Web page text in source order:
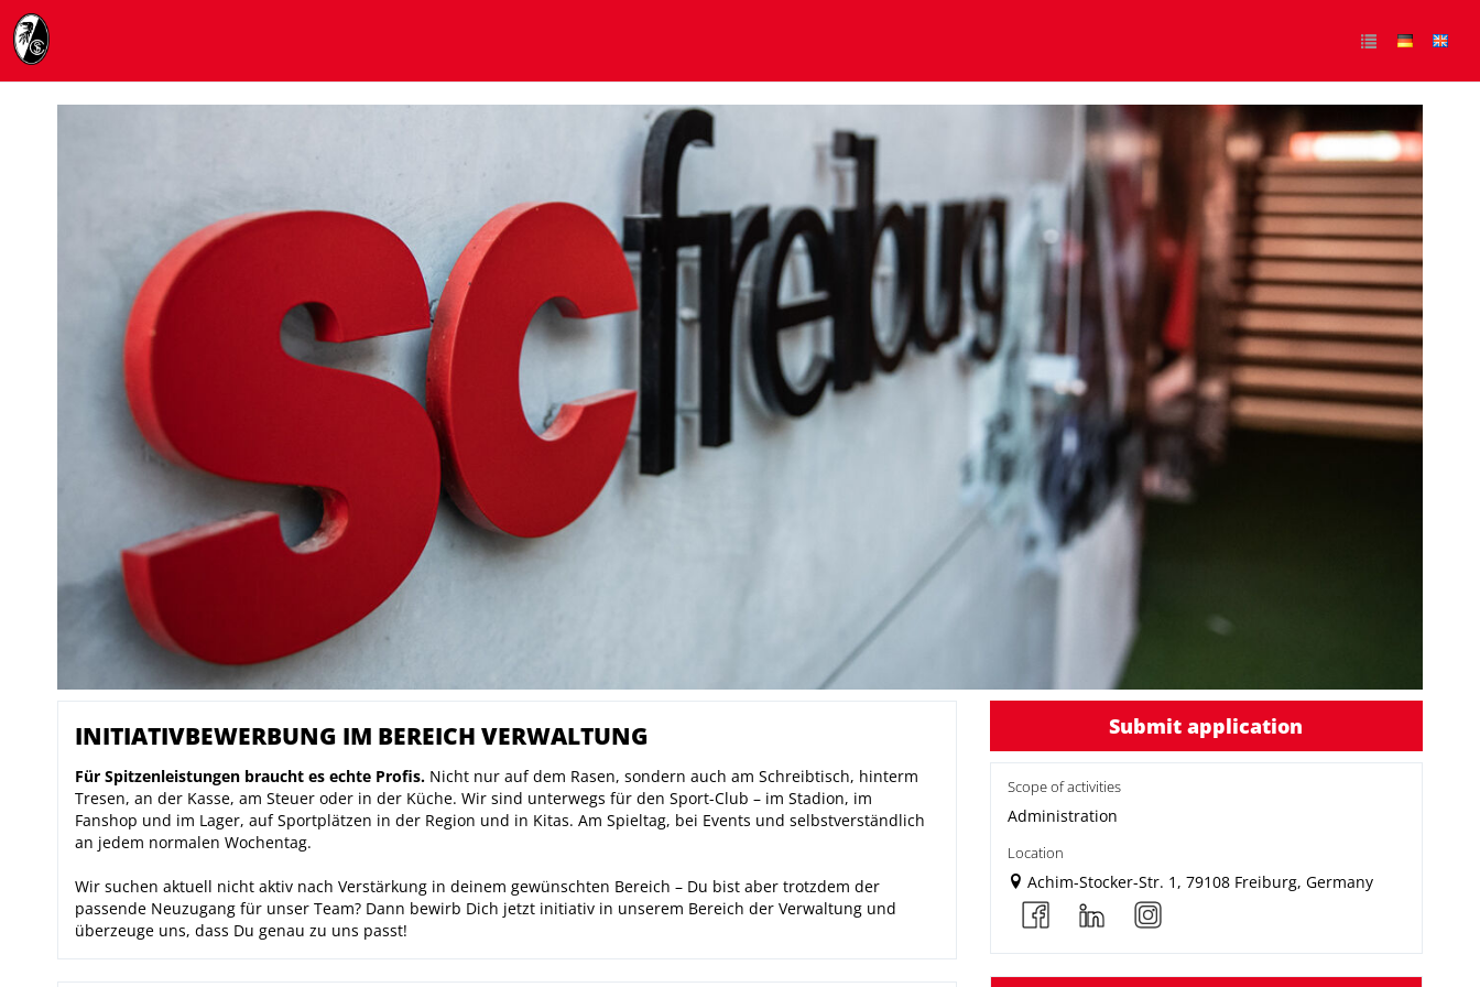
Initiativbewerbung im Bereich Verwaltung
INITIATIVBEWERBUNG IM BEREICH VERWALTUNG
Für Spitzenleistungen braucht es echte Profis. Nicht nur auf dem Rasen, sondern auch am Schreibtisch, hinterm
Tresen, an der Kasse, am Steuer oder in der Küche. Wir sind unterwegs für den Sport-Club – im Stadion, im
Fanshop und im Lager, auf Sportplätzen in der Region und in Kitas. Am Spieltag, bei Events und selbstverständlich
an jedem normalen Wochentag.
Wir suchen aktuell nicht aktiv nach Verstärkung in deinem gewünschten Bereich – Du bist aber trotzdem der
passende Neuzugang für unser Team? Dann bewirb Dich jetzt initiativ in unserem Bereich der Verwaltung und
überzeuge uns, dass Du genau zu uns passt!
Submit application
Scope of activities
Administration
Location
Achim-Stocker-Str. 1, 79108 Freiburg, Germany